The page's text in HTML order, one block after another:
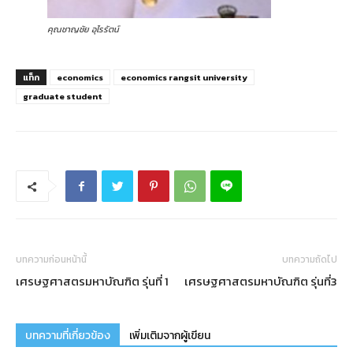
คุณชาญชัย อุไรรัตน์
แท็ก economics
economics rangsit university
graduate student
บทความก่อนหน้านี้
เศรษฐศาสตรมหาบัณฑิต รุ่นที่ 1
บทความถัดไป
เศรษฐศาสตรมหาบัณฑิต รุ่นที่3
บทความที่เกี่ยวข้อง เพิ่มเติมจากผู้เขียน